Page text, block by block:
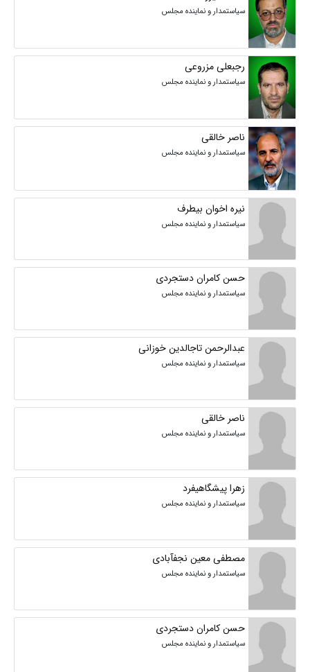
سیاستمدار و نماینده مجلس
رجبعلی مزروعی
سیاستمدار و نماینده مجلس
ناصر خالقی
سیاستمدار و نماینده مجلس
نیره اخوان بیطرف
سیاستمدار و نماینده مجلس
حسن کامران دستجردی
سیاستمدار و نماینده مجلس
عبدالرحمن تاجالدین خوزانی
سیاستمدار و نماینده مجلس
ناصر خالقی
سیاستمدار و نماینده مجلس
زهرا پیشگاهیفرد
سیاستمدار و نماینده مجلس
مصطفی معین نجفآبادی
سیاستمدار و نماینده مجلس
حسن کامران دستجردی
سیاستمدار و نماینده مجلس